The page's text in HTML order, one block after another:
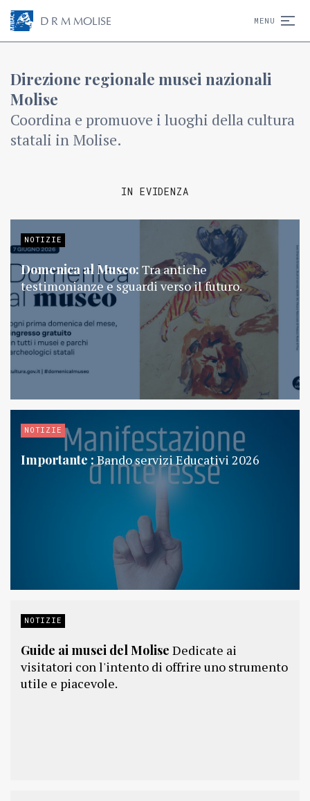
D R M MOLISE MENU
Direzione regionale musei nazionali
Molise
Coordina e promuove i luoghi della cultura
statali in Molise.
IN EVIDENZA
NOTIZIE
Domenica al Museo: Tra antiche
testimonianze e sguardi verso il futuro.
NOTIZIE
Importante :Bando servizi Educativi 2026
NOTIZIE
Guide ai musei del Molise Dedicate ai
visitatori con l'intento di offrire uno strumento
utile e piacevole.